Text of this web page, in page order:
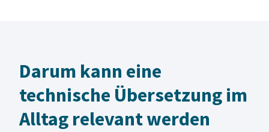
Darum kann eine
technische Übersetzung im
Alltag relevant werden